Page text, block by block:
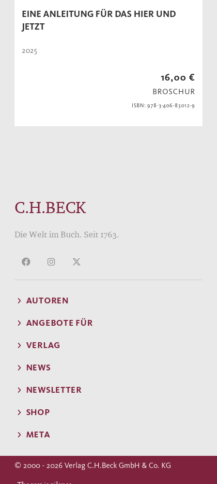
EINE ANLEITUNG FÜR DAS HIER UND
JETZT
2025
16,00 €
BROSCHUR
ISBN: 978-3-406-83012-9
C.H.BECK
Die Welt im Buch. Seit 1763.
AUTOREN
ANGEBOTE FÜR
VERLAG
NEWS
NEWSLETTER
SHOP
META
© 2000 - 2026 Verlag C.H.Beck GmbH & Co. KG